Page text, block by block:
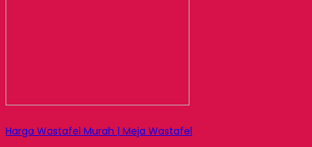
Harga Wastafel Murah | Meja Wastafel